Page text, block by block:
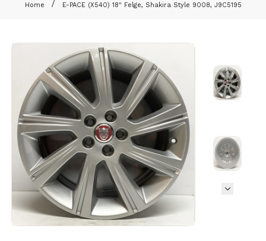
Home E-PACE (X540) 18" Felge, Shakira Style 9008, J9C5195